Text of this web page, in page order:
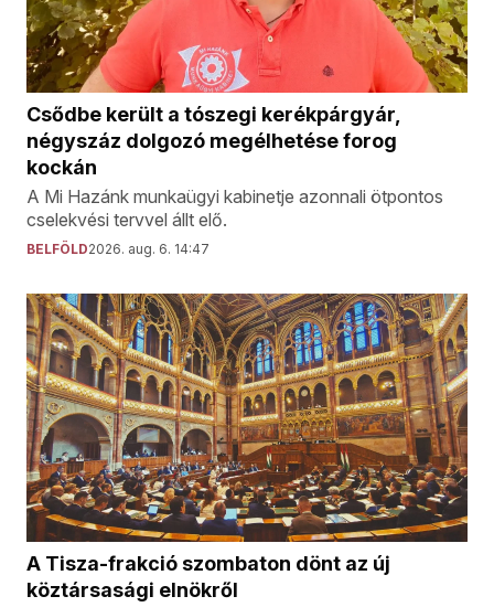
Csődbe került a tószegi kerékpárgyár,
négyszáz dolgozó megélhetése forog
kockán
A Mi Hazánk munkaügyi kabinetje azonnali ötpontos
cselekvési tervvel állt elő.
BELFÖLD2026. aug. 6. 14:47
A Tisza-frakció szombaton dönt az új
köztársasági elnökről